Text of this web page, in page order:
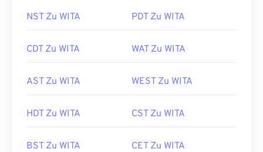
NST Zu WITA PDT Zu WITA
CDT Zu WITA WAT Zu WITA
AST Zu WITA WEST Zu WITA
HDT Zu WITA CST Zu WITA
BST Zu WITA CET Zu WITA